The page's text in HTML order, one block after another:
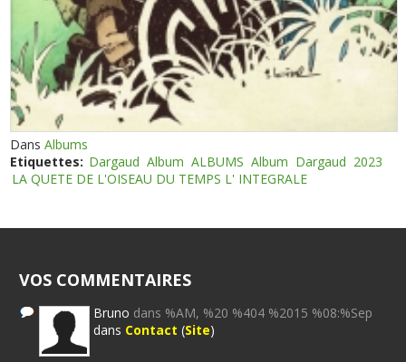
DansAlbums
Etiquettes: Dargaud Album ALBUMS Album Dargaud 2023
LA QUETE DE L'OISEAU DU TEMPS L' INTEGRALE
VOS COMMENTAIRES
Bruno dans %AM, %20 %404 %2015 %08:%Sep
dans Contact (Site)